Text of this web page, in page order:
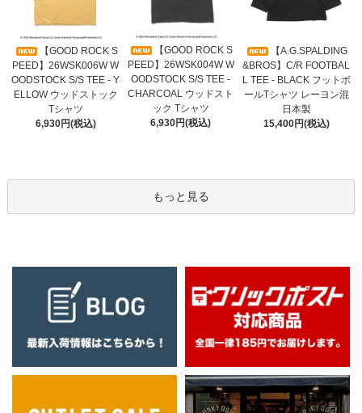
【GOOD ROCK S
PEED】26WSK006W W
OODSTOCK S/S TEE - Y
ELLOW ウッドストック
Tシャツ
6,930円(税込)
【GOOD ROCK S
PEED】26WSK004W W
OODSTOCK S/S TEE -
CHARCOAL ウッドスト
ック Tシャツ
6,930円(税込)
【A.G.SPALDING
&BROS】C/R FOOTBAL
L TEE - BLACK フットボ
ールTシャツ レーヨン混
日本製
15,400円(税込)
もっと見る